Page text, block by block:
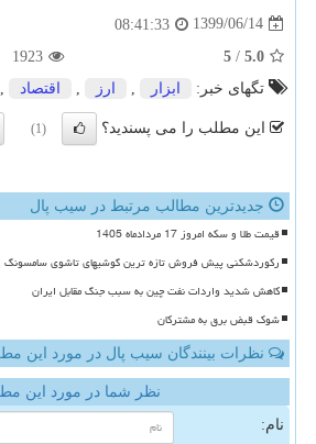
1399/06/14
08:41:33
5.0
/
5
1923
تگهای خبر:
ابزار ارز اقتصاد
این مطلب را می پسندید؟ (1)
جدیدترین مطالب مرتبط در سیب پال
قیمت طلا و سکه امروز 17 مردادماه 1405
رکوردشکنی پیش فروش تازه ترین گوشیهای تاشوی سامسونگ
کاهش شدید واردات نفت چین به سبب جنگ مقابل ایران
شوک قبض برق به مشترکان
نظرات بینندگان سیب پال در مورد این
نظر شما در مورد این
نام: